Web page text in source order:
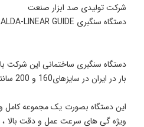
شرکت تولیدی صد ابزار صنعت
دستگاه سنگبری SMERALDA-LINEAR GUIDE
دستگاه سنگبری ساختمانی این شرکت با
بار در ایران در سایزهای160 و 200 سانتی متر تولید می گردد.
این دستگاه بصورت یک مجموعه کامل و
ویژه گی های سرعت عمل و دقت بالا ،